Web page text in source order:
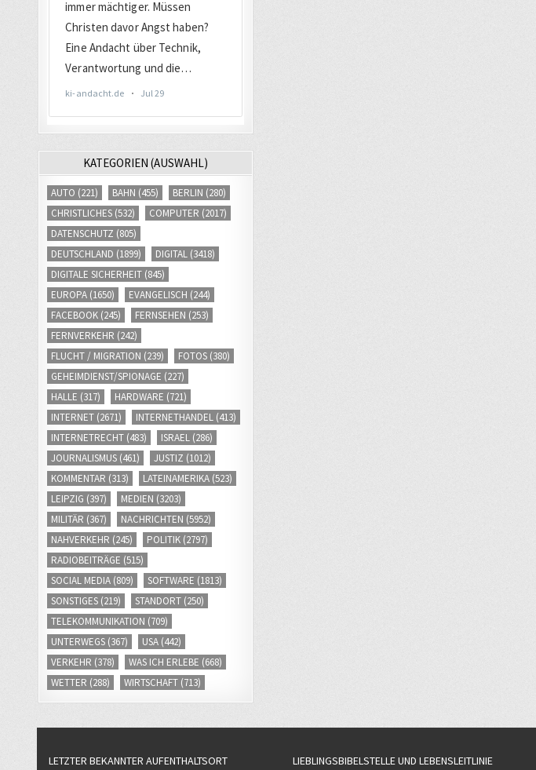
KATEGORIEN (AUSWAHL)
AUTO (221) BAHN (455) BERLIN (280)
CHRISTLICHES (532) COMPUTER (2017)
DATENSCHUTZ (805)
DEUTSCHLAND (1899) DIGITAL (3418)
DIGITALE SICHERHEIT (845)
EUROPA (1650) EVANGELISCH (244)
FACEBOOK (245) FERNSEHEN (253)
FERNVERKEHR (242)
FLUCHT / MIGRATION (239) FOTOS (380)
GEHEIMDIENST/SPIONAGE (227)
HALLE (317) HARDWARE (721)
INTERNET (2671) INTERNETHANDEL (413)
INTERNETRECHT (483) ISRAEL (286)
JOURNALISMUS (461) JUSTIZ (1012)
KOMMENTAR (313) LATEINAMERIKA (523)
LEIPZIG (397) MEDIEN (3203)
MILITÄR (367) NACHRICHTEN (5952)
NAHVERKEHR (245) POLITIK (2797)
RADIOBEITRÄGE (515)
SOCIAL MEDIA (809) SOFTWARE (1813)
SONSTIGES (219) STANDORT (250)
TELEKOMMUNIKATION (709)
UNTERWEGS (367) USA (442)
VERKEHR (378) WAS ICH ERLEBE (668)
WETTER (288) WIRTSCHAFT (713)
LETZTER BEKANNTER AUFENTHALTSORT LIEBLINGSBIBELSTELLE UND LEBENSLEITLINIE